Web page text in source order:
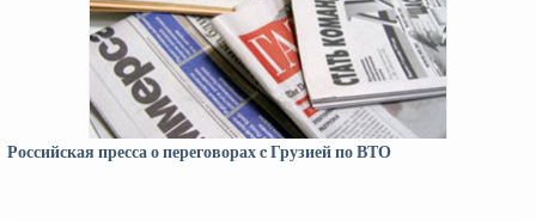
Российская пресса о переговорах c Грузией по ВТО